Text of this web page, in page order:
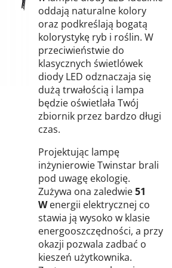
oddają naturalne kolory
oraz podkreślają bogatą
kolorystykę ryb i roślin. W
przeciwieństwie do
klasycznych świetlówek
diody LED odznaczaja się
dużą trwałością i lampa
będzie oświetlała Twój
zbiornik przez bardzo długi
czas.
Projektując lampę
inżynierowie Twinstar brali
pod uwagę ekologię.
Zużywa ona zaledwie51
Wenergii elektrycznej co
stawia ją wysoko w klasie
energooszczędności, a przy
okazji pozwala zadbać o
kieszeń użytkownika.